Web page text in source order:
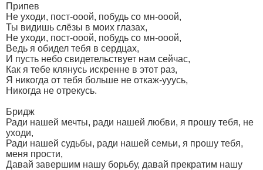
Припев
Не уходи, пост-ооой, побудь со мн-ооой,
Ты видишь слёзы в моих глазах,
Не уходи, пост-ооой, побудь со мн-ооой,
Ведь я обидел тебя в сердцах,
И пусть небо свидетельствует нам сейчас,
Как я тебе клянусь искренне в этот раз,
Я никогда от тебя больше не откаж-ууусь,
Никогда не отрекусь.
Бридж
Ради нашей мечты, ради нашей любви, я прошу тебя, не
уходи,
Ради нашей судьбы, ради нашей семьи, я прошу тебя,
меня прости,
Давай завершим нашу борьбу, давай прекратим нашу